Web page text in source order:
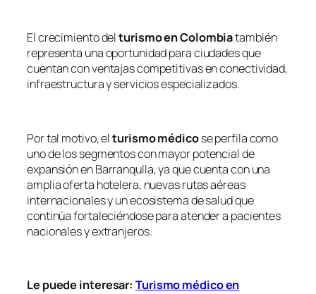
El crecimiento delturismo en Colombiatambién
representa una oportunidad para ciudades que
cuentan con ventajas competitivas en conectividad,
infraestructura y servicios especializados.
Por tal motivo, elturismo médicose perfila como
uno de los segmentos con mayor potencial de
expansión en Barranqulla, ya que cuenta con una
amplia oferta hotelera, nuevas rutas aéreas
internacionales y un ecosistema de salud que
continúa fortaleciéndose para atender a pacientes
nacionales y extranjeros.
Le puede interesar: Turismo médico en